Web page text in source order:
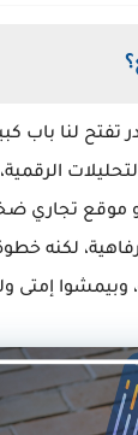
تفتح لنا
موقع تجاري
لكنه
وبيمشوا إمتى